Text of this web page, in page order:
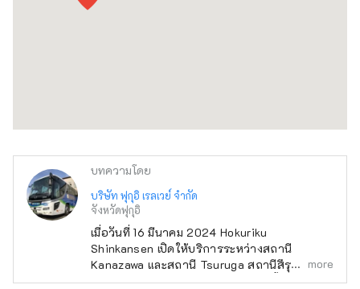
บทความโดย
บริษัท ฟุกุอิ เรลเวย์ จำกัด
จังหวัดฟุกุอิ
เมื่อวันที่ 16 มีนาคม 2024 Hokuriku
Shinkansen เปิดให้บริการระหว่างสถานี
Kanazawa และสถานี Tsuruga สถานีสึรุกะเป็น
จุดจอดสุดท้ายสำหรับผู้โดยสารจากทั้งเขต
more